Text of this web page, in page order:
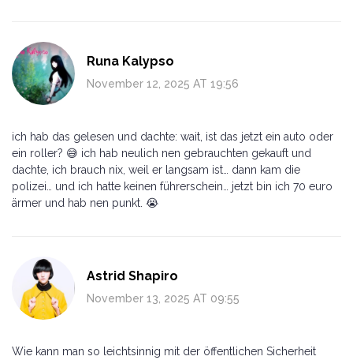
Runa Kalypso
November 12, 2025 AT 19:56
ich hab das gelesen und dachte: wait, ist das jetzt ein auto oder
ein roller? 😅 ich hab neulich nen gebrauchten gekauft und
dachte, ich brauch nix, weil er langsam ist… dann kam die
polizei… und ich hatte keinen führerschein… jetzt bin ich 70 euro
ärmer und hab nen punkt. 😭
Astrid Shapiro
November 13, 2025 AT 09:55
Wie kann man so leichtsinnig mit der öffentlichen Sicherheit